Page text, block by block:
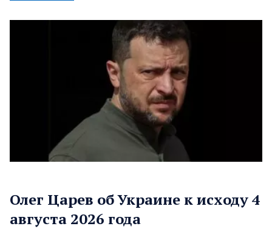
Олег Царев об Украине к исходу 4
августа 2026 года